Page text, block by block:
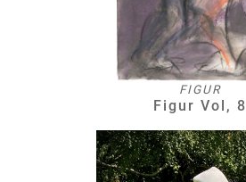
FIGUR
Figur Vol, 8